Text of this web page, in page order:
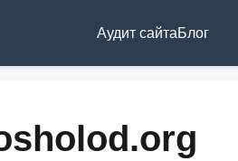
Аудит сайтаБлог